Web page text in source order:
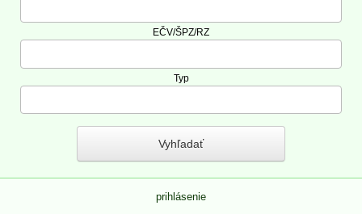
EČV/ŠPZ/RZ
Typ
prihlásenie